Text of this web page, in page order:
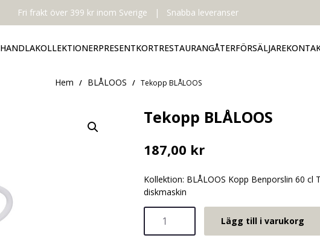
Fri frakt över 399 kr inom Sverige | Snabba leveranser
HANDLAKOLLEKTIONERPRESENTKORTRESTAURANGÅTERFÖRSÄLJARE
Hem / BLÅLOOS / Tekopp BLÅLOOS
Tekopp BLÅLOOS
187,00 kr
Kollektion: BLÅLOOS Kopp Benporslin 60
diskmaskin
Tekopp
BLÅLOOS
mängd
Lägg till i varukorg